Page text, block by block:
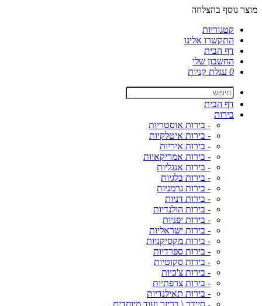
מוצר נוסף בהצלחה
קטגוריות
התקשרו אלינו
דף הבית
החשבון שלי
0 עגלת קניות
דף הבית
בירות
- בירות אוסטריות
- בירות איטלקיות
- בירות איריות
- בירות אמריקאיות
- בירות אנגליות
- בירות בלגיות
- בירות גרמניות
- בירות דניות
- בירות הולנדיות
- בירות יפניות
- בירות ישראליות
- בירות מקסיקניות
- בירות ספרדיות
- בירות סקוטיות
- בירות צ'כיות
- בירות צרפתיות
- בירות תאילנדיות
- סיידר \ בריזר ועוד מיוחדים..